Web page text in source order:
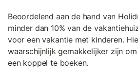
Beoordelend aan de hand van
minder dan 10% van de
voor een vakantie met kinderen.
waarschijnlijk gemakkelijker zijn
een koppel te boeken.